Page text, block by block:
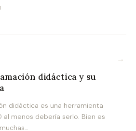
didáctica y su
didáctica es una herramienta
al menos debería serlo. Bien es
→